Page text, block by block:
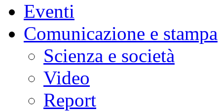
Eventi
Comunicazione e stampa
Scienza e società
Video
Report